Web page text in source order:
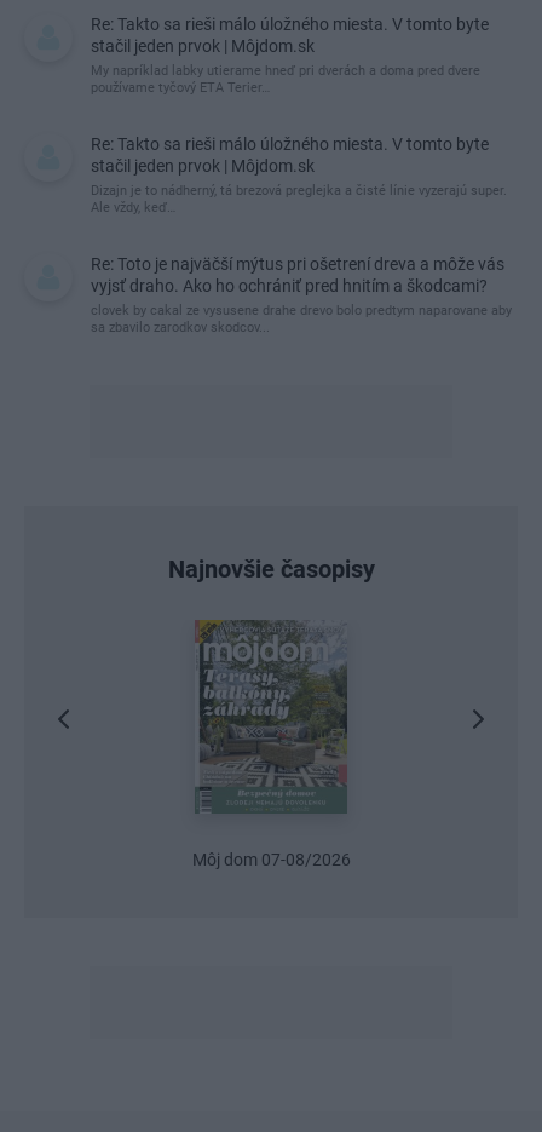
Re: Takto sa rieši málo úložného miesta. V tomto byte
stačil jeden prvok | Môjdom.sk
My napríklad labky utierame hneď pri dverách a doma pred dvere
používame tyčový ETA Terier…
Re: Takto sa rieši málo úložného miesta. V tomto byte
stačil jeden prvok | Môjdom.sk
Dizajn je to nádherný, tá brezová preglejka a čisté línie vyzerajú super.
Ale vždy, keď…
Re: Toto je najväčší mýtus pri ošetrení dreva a môže vás
vyjsť draho. Ako ho ochrániť pred hnitím a škodcami?
clovek by cakal ze vysusene drahe drevo bolo predtym naparovane aby
sa zbavilo zarodkov skodcov...
Najnovšie časopisy
Urob si sám 6/2026